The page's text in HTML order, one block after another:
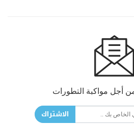
أجل مواكبة التطورات
الاشتراك